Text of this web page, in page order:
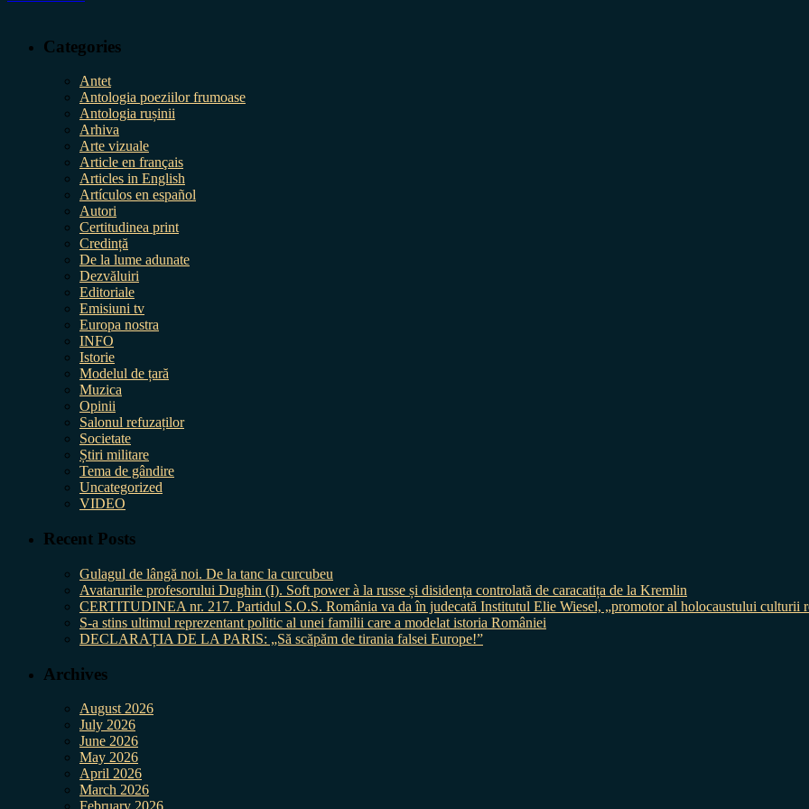
Categories
Antet
Antologia poeziilor frumoase
Antologia rușinii
Arhiva
Arte vizuale
Article en français
Articles in English
Artículos en español
Autori
Certitudinea print
Credință
De la lume adunate
Dezvăluiri
Editoriale
Emisiuni tv
Europa nostra
INFO
Istorie
Modelul de țară
Muzica
Opinii
Salonul refuzaților
Societate
Știri militare
Tema de gândire
Uncategorized
VIDEO
Recent Posts
Gulagul de lângă noi. De la tanc la curcubeu
Avatarurile profesorului Dughin (I). Soft power à la russe și disidența controlată de caracatița de la Kremlin
CERTITUDINEA nr. 217. Partidul S.O.S. România va da în judecată Institutul Elie Wiesel, „promotor al holocaustului culturii
S-a stins ultimul reprezentant politic al unei familii care a modelat istoria României
DECLARAȚIA DE LA PARIS: „Să scăpăm de tirania falsei Europe!”
Archives
August 2026
July 2026
June 2026
May 2026
April 2026
March 2026